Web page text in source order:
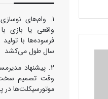
وام‌های
واقعی یا بازی
سال طول می‌کشد
پیشنهاد
وقت تصمیم
موتورسیکلت‌ها در